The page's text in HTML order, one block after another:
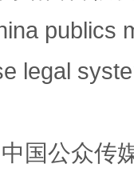
publics
legal
国公众传